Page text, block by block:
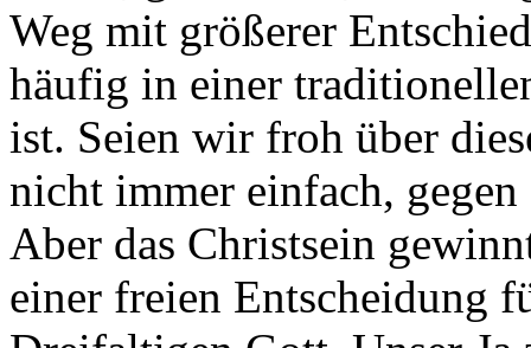
Weg mit größerer
häufig in einer
ist. Seien wir froh über
nicht immer einfach,
Aber das Christsein
einer freien Entscheidung